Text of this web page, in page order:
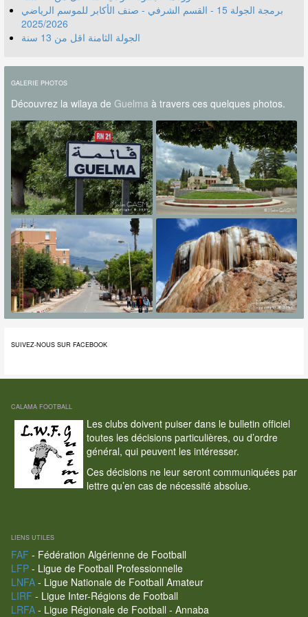
برمجة الجولة 15 - القسم الشرفي - صنف الأكابر للموسم الرياضي
2025/2026
الجولة الثامنة اقل من 13 سنة
GALERIE PHOTOS
Découvrez la wilaya de Guelma à travers ces quelques photos.
SUIVEZ-NOUS SUR FACEBOOK
CALAMA FOOTBALL
Les clubs doivent puiser dans le bulletin officiel
toutes les décisions particulières, ou d’ordre
général, qui peuvent les intéresser.
Ces décisions ne leur seront communiquées par
lettre qu’en cas de nécessité absolue.
LIENS UTILES
FAF - Fédération Algérienne de Football
LFP- Ligue de Football Professionnelle
LNFA- Ligue Nationale de Football Amateur
LIRF - Ligue Inter-Régions de Football
LRFA- Ligue Régionale de Football - Annaba